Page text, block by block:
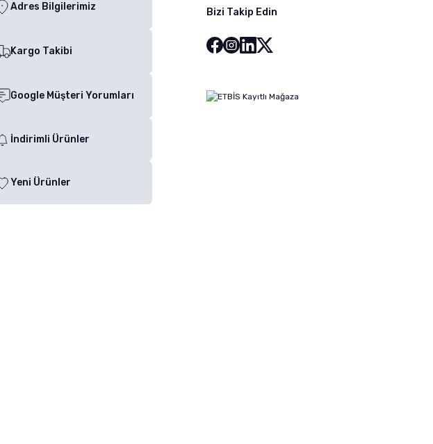
Adres Bilgilerimiz
Kargo Takibi
Google Müşteri Yorumları
İndirimli Ürünler
Yeni Ürünler
Bizi Takip Edin